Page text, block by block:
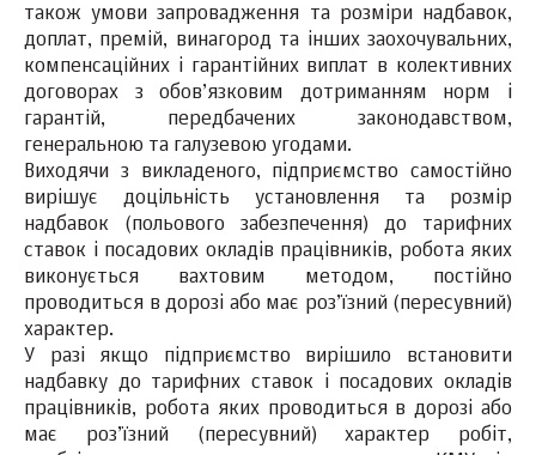
також умови запровадження та розміри надбавок,
доплат, премій, винагород та інших заохочувальних,
компенсаційних і гарантійних виплат в колективних
договорах з обов’язковим дотриманням норм і
гарантій, передбачених законодавством,
генеральною та галузевою угодами.
Виходячи з викладеного, підприємство самостійно
вирішує доцільність установлення та розмір
надбавок (польового забезпечення) до тарифних
ставок і посадових окладів працівників, робота яких
виконується вахтовим методом, постійно
проводиться в дорозі або має роз’їзний (пересувний)
характер.
У разі якщо підприємство вирішило встановити
надбавку до тарифних ставок і посадових окладів
працівників, робота яких проводиться в дорозі або
має роз’їзний (пересувний) характер робіт,